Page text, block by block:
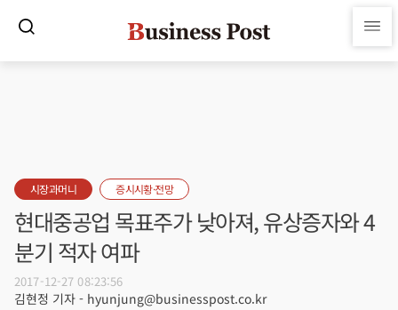
시장과머니 증시시황·전망
현대중공업 목표주가 낮아져, 유상증자와 4
분기 적자 여파
2017-12-27 08:23:56
김현정 기자 - hyunjung@businesspost.co.kr